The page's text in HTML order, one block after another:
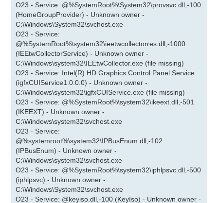
O23 - Service: @%SystemRoot%\System32\provsvc.dll,-100
(HomeGroupProvider) - Unknown owner -
C:\Windows\System32\svchost.exe
O23 - Service:
@%SystemRoot%\system32\ieetwcollectorres.dll,-1000
(IEEtwCollectorService) - Unknown owner -
C:\Windows\system32\IEEtwCollector.exe (file missing)
O23 - Service: Intel(R) HD Graphics Control Panel Service
(igfxCUIService1.0.0.0) - Unknown owner -
C:\Windows\system32\igfxCUIService.exe (file missing)
O23 - Service: @%SystemRoot%\system32\ikeext.dll,-501
(IKEEXT) - Unknown owner -
C:\Windows\system32\svchost.exe
O23 - Service:
@%systemroot%\system32\IPBusEnum.dll,-102
(IPBusEnum) - Unknown owner -
C:\Windows\system32\svchost.exe
O23 - Service: @%SystemRoot%\system32\iphlpsvc.dll,-500
(iphlpsvc) - Unknown owner -
C:\Windows\System32\svchost.exe
O23 - Service: @keyiso.dll,-100 (KeyIso) - Unknown owner -